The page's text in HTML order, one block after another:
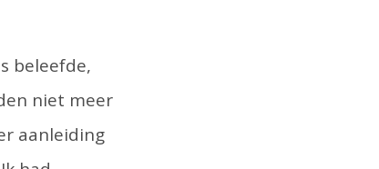
beleefde,
niet meer
aanleiding